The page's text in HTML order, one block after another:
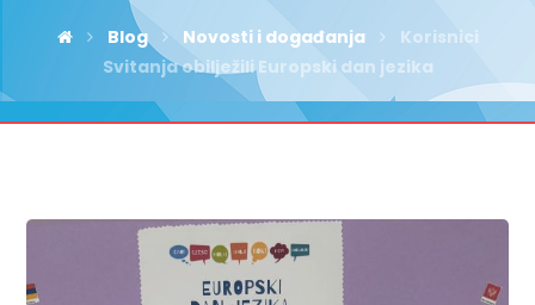
Blog Novosti i događanja
Korisnici
Svitanja obilježili Europski dan jezika